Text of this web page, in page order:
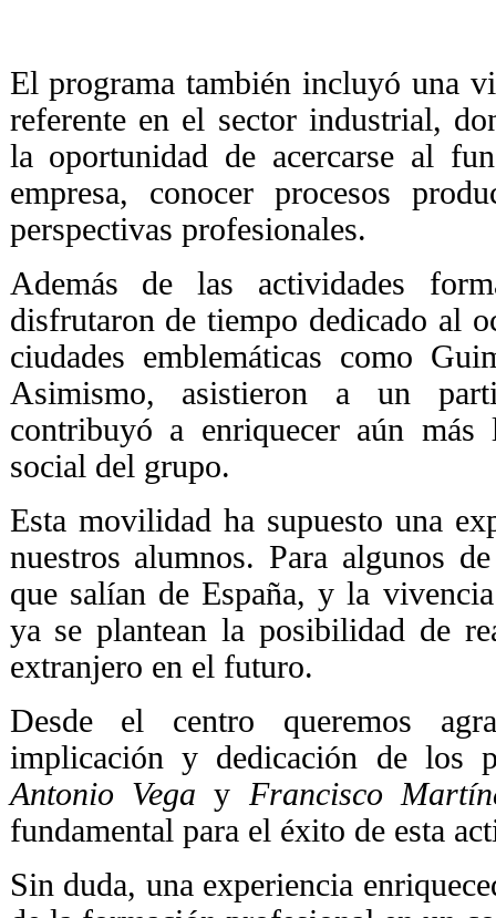
El programa también incluyó una
referente en el sector industrial,
la oportunidad de acercarse al
empresa, conocer procesos
perspectivas profesionales.
Además de las actividades
disfrutaron de tiempo dedicado al
ciudades emblemáticas como
Asimismo, asistieron a un
contribuyó a enriquecer aún
social del grupo.
Esta movilidad ha supuesto una
nuestros alumnos. Para algunos
que salían de España, y la
ya se plantean la posibilidad de
extranjero en el futuro.
Desde el centro queremos
implicación y dedicación de los
Antonio Vega y Francisco
fundamental para el éxito de esta
Sin duda, una experiencia